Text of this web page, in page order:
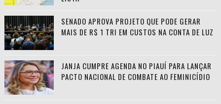
SENADO APROVA PROJETO QUE PODE GERAR
MAIS DE R$ 1 TRI EM CUSTOS NA CONTA DE LUZ
JANJA CUMPRE AGENDA NO PIAUÍ PARA LANÇAR
PACTO NACIONAL DE COMBATE AO FEMINICÍDIO